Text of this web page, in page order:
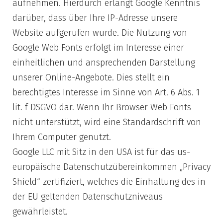
aufnehmen. Hierdurch erlangt Google Kenntnis
darüber, dass über Ihre IP-Adresse unsere
Website aufgerufen wurde. Die Nutzung von
Google Web Fonts erfolgt im Interesse einer
einheitlichen und ansprechenden Darstellung
unserer Online-Angebote. Dies stellt ein
berechtigtes Interesse im Sinne von Art. 6 Abs. 1
lit. f DSGVO dar. Wenn Ihr Browser Web Fonts
nicht unterstützt, wird eine Standardschrift von
Ihrem Computer genutzt.
Google LLC mit Sitz in den USA ist für das us-
europäische Datenschutzübereinkommen „Privacy
Shield“ zertifiziert, welches die Einhaltung des in
der EU geltenden Datenschutzniveaus
gewährleistet.